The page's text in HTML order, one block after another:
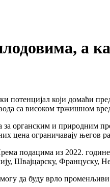
а
који домаћи
са високом тржишном
органским и природним
цена ограничавају његов
подацима из 2022.
Швајцарску,
могу да буду врло